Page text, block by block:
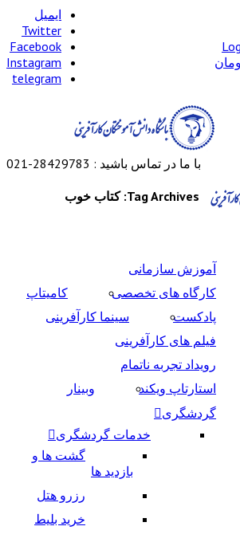
ایمیل
Twitter
Facebook
Instagram
telegram
با ما در تماس باشید : 28429783-021
آموزش سازمانی
کارگاه های تخصصی
کامیتاپ
پادکست
سینما کارآفرینی
فیلم های کارآفرینی
رویداد تجربه ناتمام
استارتاپ ویکند
وبینار
گردشگری
خدمات گردشگری
گشت ها و
بازدید ها
رزرو هتل
خرید بلیط
Tag Archives: کتاب خوب